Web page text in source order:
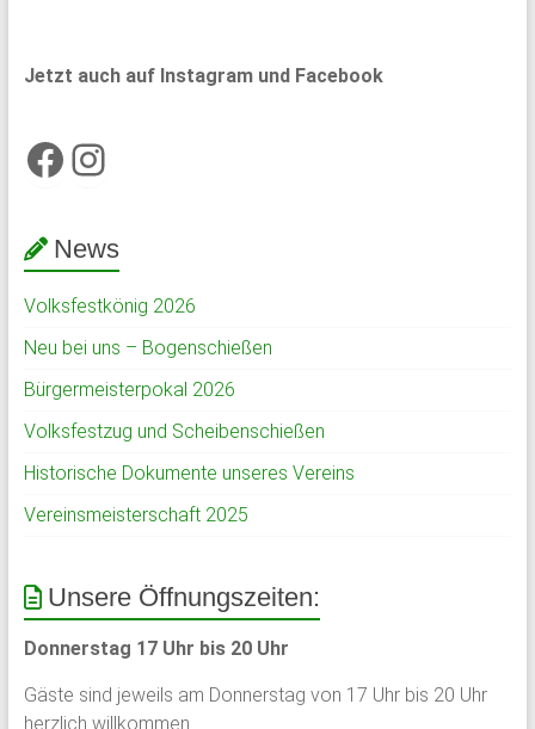
Jetzt auch auf Instagram und Facebook
Facebook
Instagram
News
Volksfestkönig 2026
Neu bei uns – Bogenschießen
Bürgermeisterpokal 2026
Volksfestzug und Scheibenschießen
Historische Dokumente unseres Vereins
Vereinsmeisterschaft 2025
Unsere Öffnungszeiten:
Donnerstag 17 Uhr bis 20 Uhr
Gäste sind jeweils am Donnerstag von 17 Uhr bis 20 Uhr
herzlich willkommen.